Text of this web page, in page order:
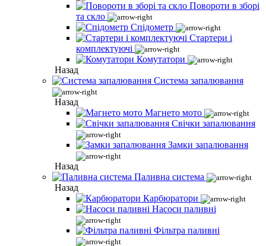
Повороти в зборі
та скло
Спідометр
Стартери і
комплектуючі
Комутатори
Назад
Система запалювання
Назад
Магнето мото
Свічки запалювання
Замки запалювання
Назад
Паливна система
Назад
Карбюратори
Насоси паливні
Фільтра паливні